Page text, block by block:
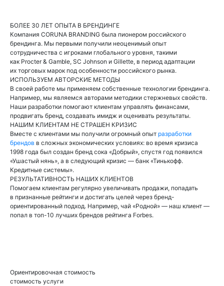
БОЛЕЕ 30 ЛЕТ ОПЫТА В БРЕНДИНГЕ
Компания CORUNA BRANDING была пионером российского
брендинга. Мы первыми получили неоценимый опыт
сотрудничества с игроками глобального уровня, такими
как Procter & Gamble, SC Johnson и Gillette, в период адаптации
их торговых марок под особенности российского рынка.
ИСПОЛЬЗУЕМ АВТОРСКИЕ МЕТОДЫ
В своей работе мы применяем собственные технологии брендинга.
Например, мы являемся авторами методики стержневых свойств.
Наши разработки помогают клиентам управлять финансами,
продвигать бренд, создавать имидж и оценивать результаты.
НАШИМ КЛИЕНТАМ НЕ СТРАШЕН КРИЗИС
Вместе с клиентами мы получили огромный опыт разработки
брендов в сложных экономических условиях: во время кризиса
1998 года был создан бренд сока «Добрый», спустя год появился
«Ушастый нянь», а в следующий кризис — банк «Тинькофф.
Кредитные системы».
РЕЗУЛЬТАТИВНОСТЬ НАШИХ КЛИЕНТОВ
Помогаем клиентам регулярно увеличивать продажи, попадать
в признанные рейтинги и достигать целей через бренд-
ориентированный подход. Например, чай «Родной» — наш клиент —
попал в топ-10 лучших брендов рейтинга Forbes.
Ориентировочная стоимость
стоимость услуги